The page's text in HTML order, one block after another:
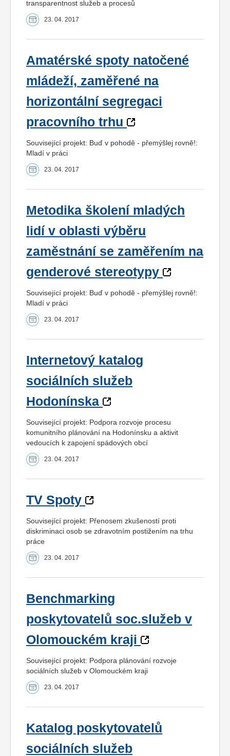
transparentnost služeb a procesů
23. 04. 2017
Amatérské spoty natočené
mládeží, zaměřené na
horizontální segregaci
pracovního trhu
Související projekt: Buď v pohodě - přemýšlej rovně!:
Mladí v práci
23. 04. 2017
Metodika školení mladých
lidí v oblasti výběru
zaměstnání se zaměřením na
genderové stereotypy
Související projekt: Buď v pohodě - přemýšlej rovně!:
Mladí v práci
23. 04. 2017
Internetový katalog
sociálních služeb
Hodonínska
Související projekt: Podpora rozvoje procesu
komunitního plánování na Hodonínsku a aktivit
vedoucích k zapojení spádových obcí
23. 04. 2017
TV Spoty
Související projekt: Přenosem zkušeností proti
diskriminaci osob se zdravotním postižením na trhu
práce
23. 04. 2017
Benchmarking
poskytovatelů soc.služeb v
Olomouckém kraji
Související projekt: Podpora plánování rozvoje
sociálních služeb v Olomouckém kraji
23. 04. 2017
Katalog poskytovatelů
sociálních služeb